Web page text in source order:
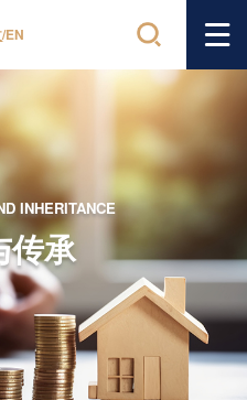
/EN
INHERITANCE
传承